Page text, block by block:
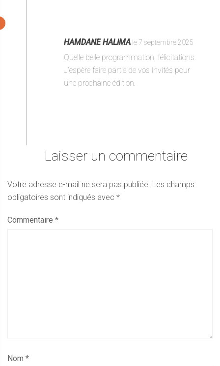
HAMDANE HALIMA le 7 septembre 2025
Quelle belle programmation, félicitations.
J’espère faire partie de vos invités pour
une prochaine édition.
Laisser un commentaire
Votre adresse e-mail ne sera pas publiée. Les champs
obligatoires sont indiqués avec *
Commentaire *
Nom *